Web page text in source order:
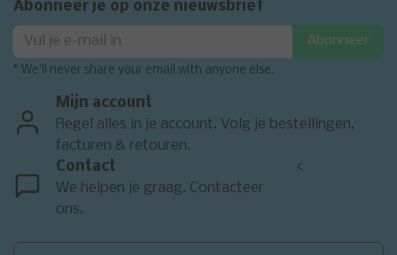
Abonneer je op onze nieuwsbrief
Abonneer
* We'll never share your email with anyone else.
Mijn account
Regel alles in je account. Volg je bestellingen,
facturen & retouren.
Contact
We helpen je graag. Contacteer
ons.
<